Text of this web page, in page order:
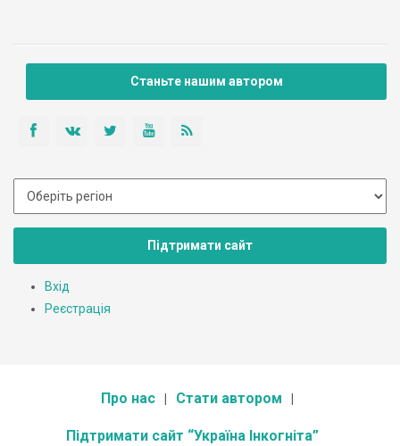
Станьте нашим автором
Підтримати сайт
Вхід
Реєстрація
Про нас Стати автором
Підтримати сайт “Україна Інкогніта”